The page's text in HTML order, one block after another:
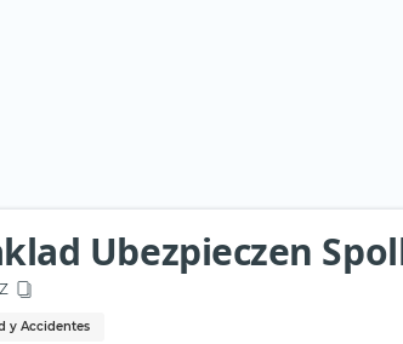
Ubezpieczen
y Accidentes